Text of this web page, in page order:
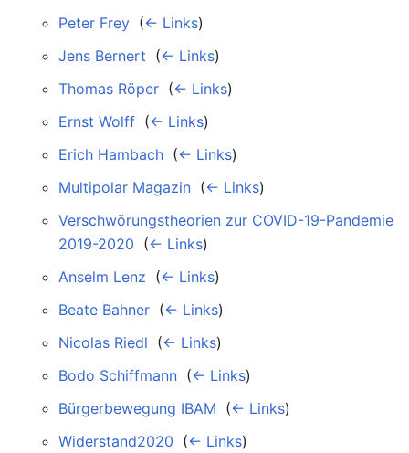
Peter Frey (← Links)
Jens Bernert (← Links)
Thomas Röper (← Links)
Ernst Wolff (← Links)
Erich Hambach (← Links)
Multipolar Magazin (← Links)
Verschwörungstheorien zur COVID-19-Pandemie
2019-2020 (← Links)
Anselm Lenz (← Links)
Beate Bahner (← Links)
Nicolas Riedl (← Links)
Bodo Schiffmann (← Links)
Bürgerbewegung IBAM (← Links)
Widerstand2020 (← Links)